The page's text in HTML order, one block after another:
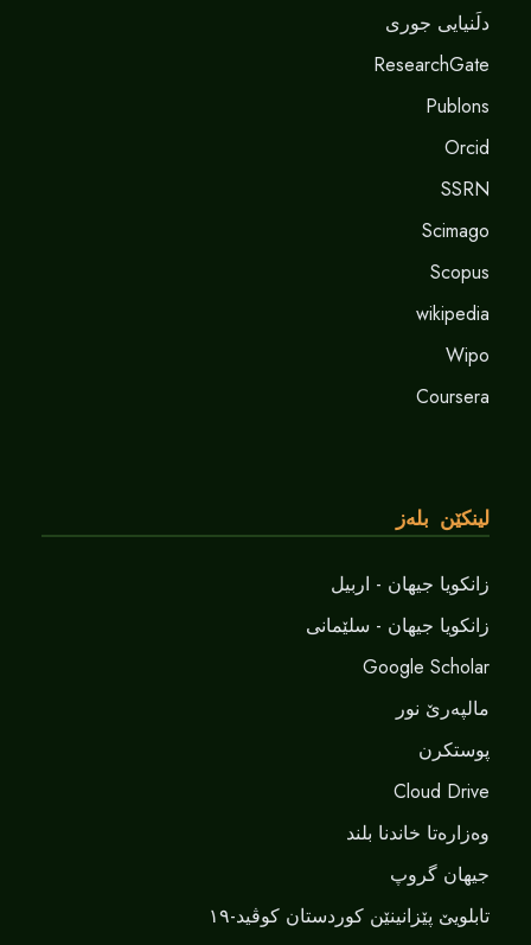
دلَنيايى جورى
ResearchGate
Publons
Orcid
SSRN
Scimago
Scopus
wikipedia
Wipo
Coursera
لینکێن بلەز
زانکویا جیهان - اربیل
زانکویا جیهان - سلێمانی
Google Scholar
مالپەرێ نور
پوستکرن
Cloud Drive
وەزارەتا خاندنا بلند
جیهان گروپ
تابلویێ پێزانینێن کوردستان کوڤید-١٩